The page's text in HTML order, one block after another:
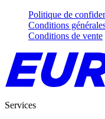
Politique de
Conditions
Conditions de vente
Services